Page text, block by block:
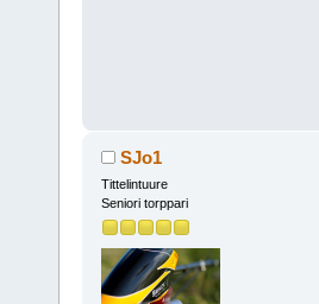
SJo1
Tittelintuure
Seniori torppari